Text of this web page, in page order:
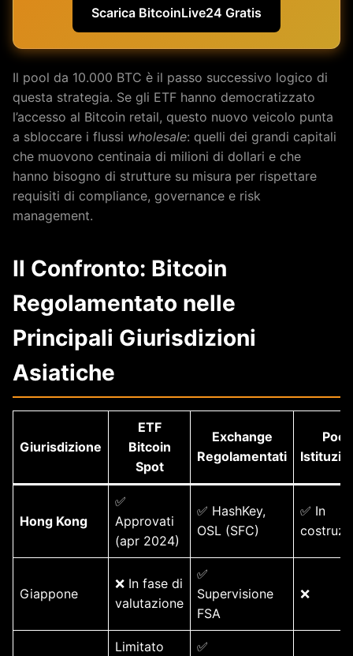
Scarica BitcoinLive24 Gratis
Il pool da 10.000 BTC è il passo successivo logico di
questa strategia. Se gli ETF hanno democratizzato
l’accesso al Bitcoin retail, questo nuovo veicolo punta
a sbloccare i flussi wholesale: quelli dei grandi capitali
che muovono centinaia di milioni di dollari e che
hanno bisogno di strutture su misura per rispettare
requisiti di compliance, governance e risk
management.
Il Confronto: Bitcoin
Regolamentato nelle
Principali Giurisdizioni
Asiatiche
Giurisdizione
ETF
Bitcoin
Spot
Exchange
Regolamentati
Pool
Hong Kong
✅
Approvati
(apr 2024)
✅ HashKey,
OSL (SFC)
✅ In
Giappone
❌ In fase di
valutazione
✅
Supervisione
FSA
❌
Limitato
✅